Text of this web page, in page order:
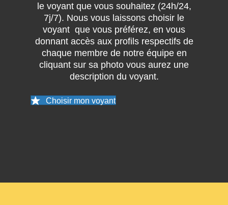
le voyant que vous souhaitez (24h/24,
7j/7). Nous vous laissons choisir le
voyant que vous préférez, en vous
donnant accès aux profils respectifs de
chaque membre de notre équipe en
cliquant sur sa photo vous aurez une
description du voyant.
Choisir mon voyant